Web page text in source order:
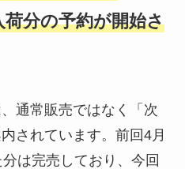
分の予約が開始さ
通常販売ではなく「次
されています。前回4月
は完売しており、今回